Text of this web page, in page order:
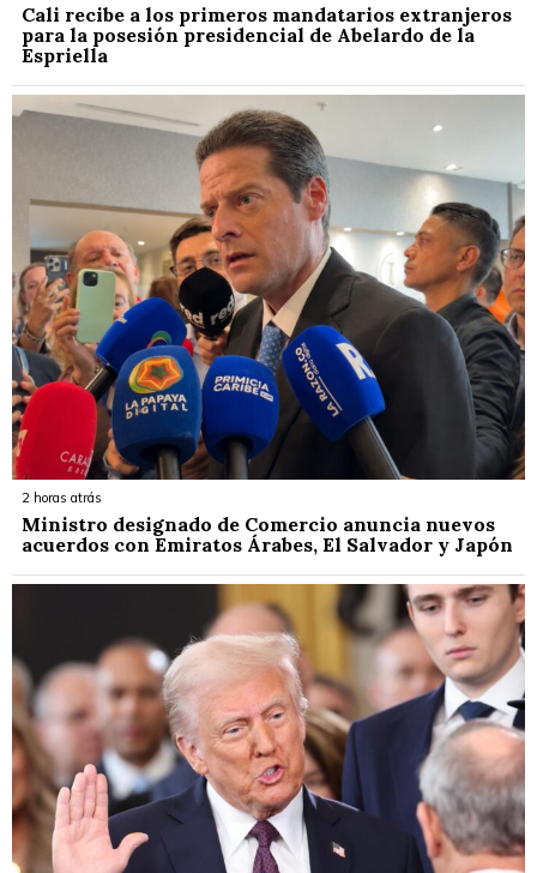
Cali recibe a los primeros mandatarios extranjeros
para la posesión presidencial de Abelardo de la
Espriella
2 horas atrás
Ministro designado de Comercio anuncia nuevos
acuerdos con Emiratos Árabes, El Salvador y Japón